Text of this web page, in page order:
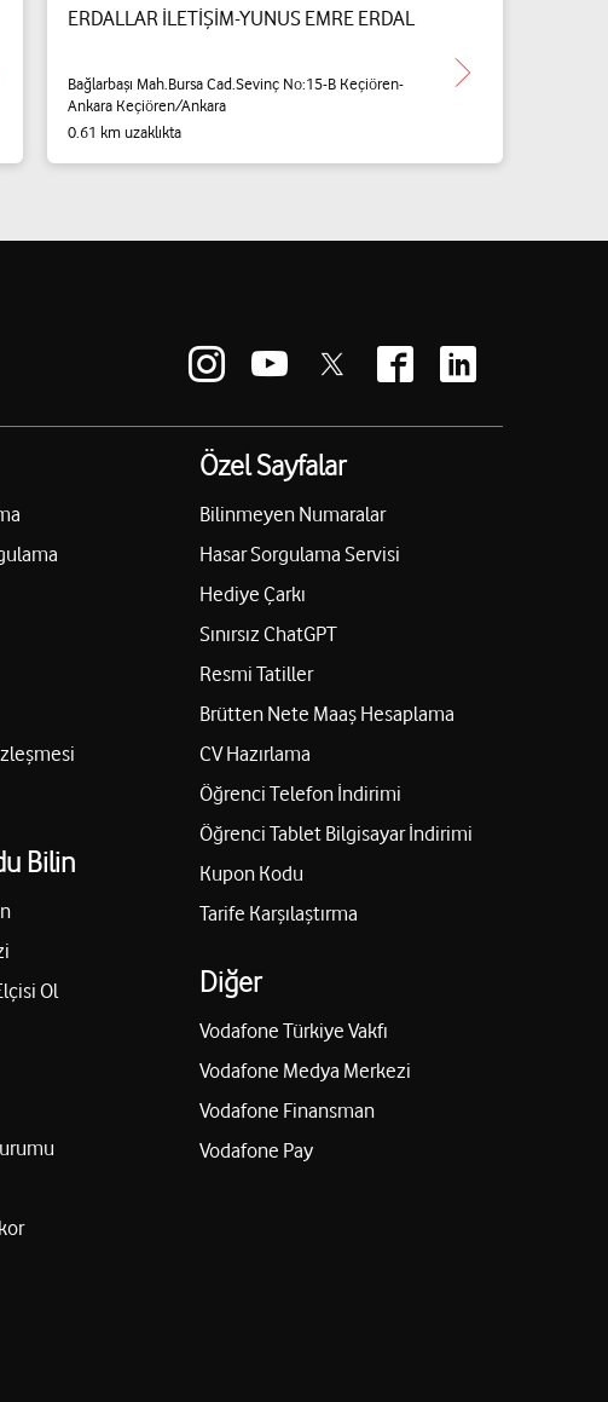
ERDALLAR İLETİŞİM-YUNUS EMRE ERDAL
Bağlarbaşı Mah.Bursa Cad.Sevinç No:15-B Keçiören-
Ankara Keçiören/Ankara
0.61 km uzaklıkta
Bilin
Ol
Özel Sayfalar
Bilinmeyen Numaralar
Hasar Sorgulama Servisi
Hediye Çarkı
Sınırsız ChatGPT
Resmi Tatiller
Brütten Nete Maaş Hesaplama
CV Hazırlama
Öğrenci Telefon İndirimi
Öğrenci Tablet Bilgisayar İndirimi
Kupon Kodu
Tarife Karşılaştırma
Diğer
Vodafone Türkiye Vakfı
Vodafone Medya Merkezi
Vodafone Finansman
Vodafone Pay